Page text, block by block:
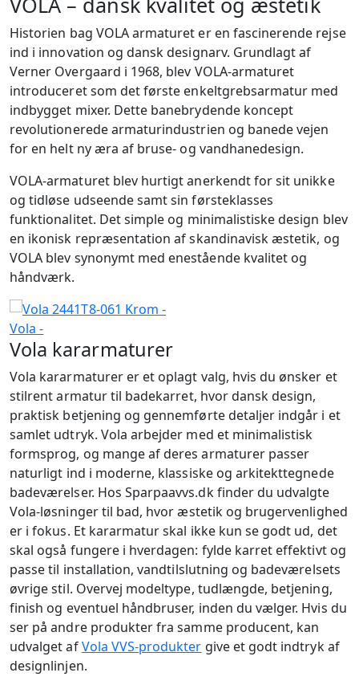
Historien bag VOLA armaturet er en fascinerende rejse
ind i innovation og dansk designarv. Grundlagt af
Verner Overgaard i 1968, blev VOLA-armaturet
introduceret som det første enkeltgrebsarmatur med
indbygget mixer. Dette banebrydende koncept
revolutionerede armaturindustrien og banede vejen
for en helt ny æra af bruse- og vandhanedesign.
VOLA-armaturet blev hurtigt anerkendt for sit unikke
og tidløse udseende samt sin førsteklasses
funktionalitet. Det simple og minimalistiske design blev
en ikonisk repræsentation af skandinavisk æstetik, og
VOLA blev synonymt med enestående kvalitet og
håndværk.
Vola kararmaturer
Vola kararmaturer er et oplagt valg, hvis du ønsker et
stilrent armatur til badekarret, hvor dansk design,
praktisk betjening og gennemførte detaljer indgår i et
samlet udtryk. Vola arbejder med et minimalistisk
formsprog, og mange af deres armaturer passer
naturligt ind i moderne, klassiske og arkitekttegnede
badeværelser. Hos Sparpaavvs.dk finder du udvalgte
Vola-løsninger til bad, hvor æstetik og brugervenlighed
er i fokus. Et kararmatur skal ikke kun se godt ud, det
skal også fungere i hverdagen: fylde karret effektivt og
passe til installation, vandtilslutning og badeværelsets
øvrige stil. Overvej modeltype, tudlængde, betjening,
finish og eventuel håndbruser, inden du vælger. Hvis du
ser på andre produkter fra samme producent, kan
udvalget afVola VVS-produkter give et godt indtryk af
designlinjen.